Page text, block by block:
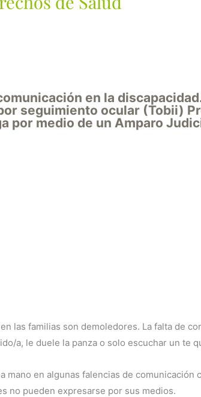
en la
seguimiento ocular (Tobii)
por medio de un Amparo
las familias son demoledores. La falta de
a, le duele la panza o solo escuchar un te
mano en algunas falencias de comunicación
no pueden expresarse por sus medios.